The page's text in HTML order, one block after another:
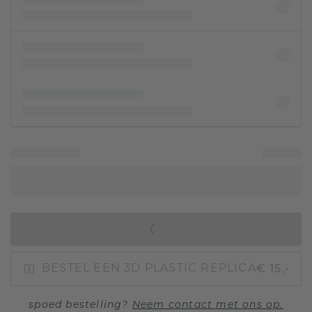
BESTEL EEN 3D PLASTIC REPLICA€ 15,-
spoed bestelling? Neem contact met ons op.